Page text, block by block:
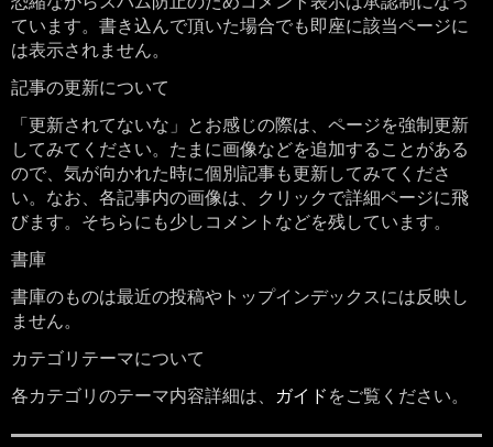
ています。書き込んで頂いた場合でも即座に該当ページに
は表示されません。
記事の更新について
「更新されてないな」とお感じの際は、ページを強制更新
してみてください。たまに画像などを追加することがある
ので、気が向かれた時に個別記事も更新してみてくださ
い。なお、各記事内の画像は、クリックで詳細ページに飛
びます。そちらにも少しコメントなどを残しています。
書庫
書庫のものは最近の投稿やトップインデックスには反映し
ません。
カテゴリテーマについて
各カテゴリのテーマ内容詳細は、
ガイド をご覧ください。